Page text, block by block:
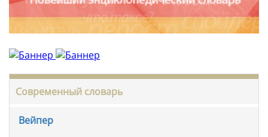
Современный словарь
Вейпер